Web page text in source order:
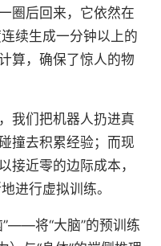
圈后回来，它依然在
续生成一分钟以上的
算，确保了惊人的物
我们把机器人扔进真
撞去积累经验；而现
接近零的边际成本，
进行虚拟训练。
”——将“大脑”的预训练